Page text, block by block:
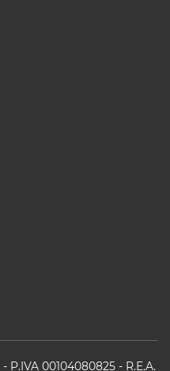
- P.IVA 00104080825 - R.E.A.